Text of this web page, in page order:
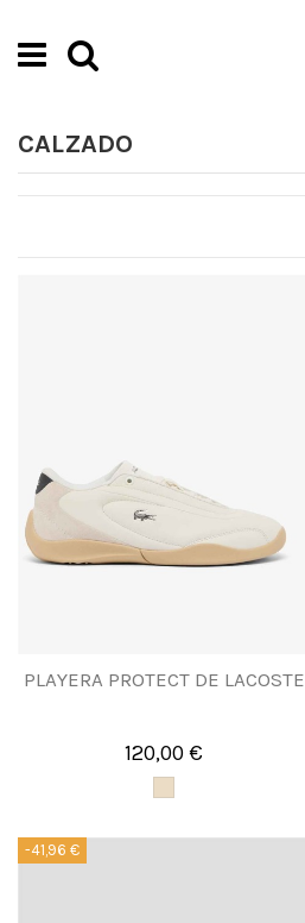
CALZADO
PLAYERA PROTECT DE LACOSTE
120,00 €
-41,96 €